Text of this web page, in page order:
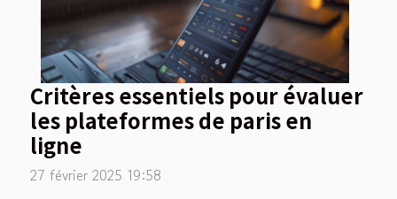
Critères essentiels pour évaluer
les plateformes de paris en
ligne
27 février 2025 19:58